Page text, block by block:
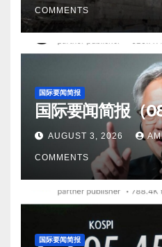
美军进入中东，哈马斯收
Screenshot 12。据Ukraine
队在苏梅附近取得进展，
COMMENTS
国际要闻简报
国际要闻简报（
AUGUST 3, 2026
COMMENTS
国际要闻简报